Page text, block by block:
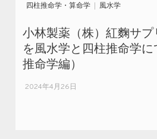
四柱推命学・算命学 風水学
小林製薬（株）紅麴サ
を風水学と四柱推命学
推命学編）
2024年4月26日